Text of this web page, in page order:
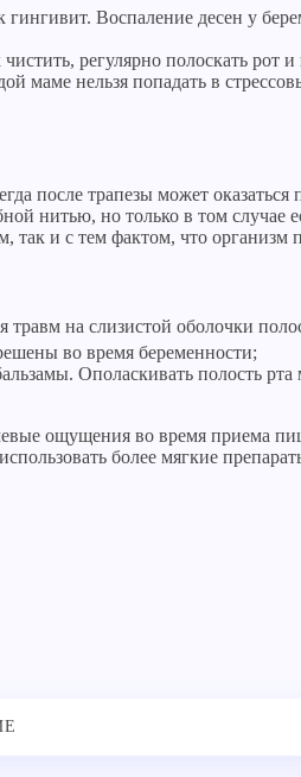
Воспаление десен у
регулярно полоскать рот
маме нельзя попадать в
после трапезы может оказаться
нитью, но только в том случае
так и с тем фактом, что
на слизистой оболочки
во время беременности;
Ополаскивать полость
ощущения во время приема
более мягкие